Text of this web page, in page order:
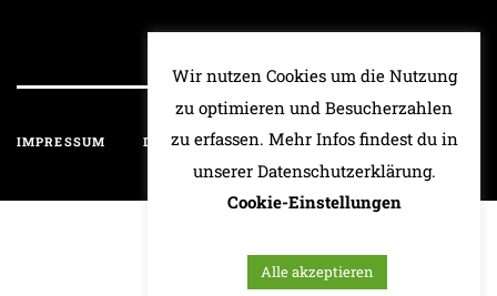
IMPRESSUM DATENSCHUTZ HAFTUNGSAUSSCHLUSS
Wir nutzen Cookies um die Nutzung
zu optimieren und Besucherzahlen
zu erfassen. Mehr Infos findest du in
unserer Datenschutzerklärung.
Cookie-Einstellungen
Alle akzeptieren